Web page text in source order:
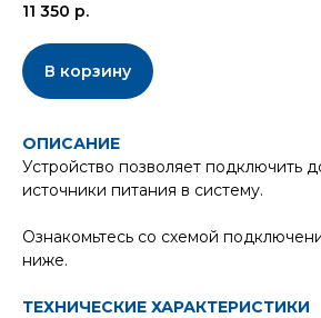
11 350 р.
В корзину
ОПИСАНИЕ
Устройство позволяет подключить
источники питания в систему.
Ознакомьтесь со схемой
ниже.
ТЕХНИЧЕСКИЕ ХАРАКТЕРИСТИКИ